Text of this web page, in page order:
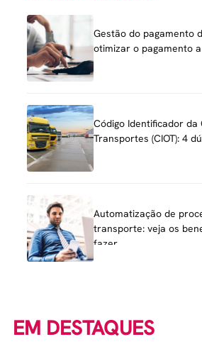
Gestão do pagamento
otimizar o pagamento
Código Identificador da
Transportes (CIOT): 4
Automatização de
transporte: veja os
fazer
EM DESTAQUES